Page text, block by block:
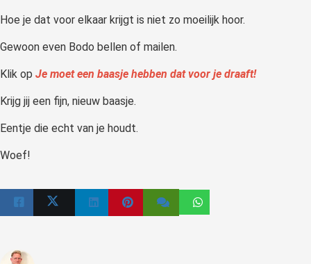
Hoe je dat voor elkaar krijgt is niet zo moeilijk hoor.
Gewoon even Bodo bellen of mailen.
Klik op Je moet een baasje hebben dat voor je draaft!
Krijg jij een fijn, nieuw baasje.
Eentje die echt van je houdt.
Woef!